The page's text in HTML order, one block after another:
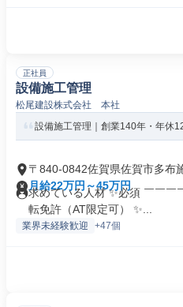
正社員
設備施工管理
松尾建設株式会社 本社
設備施工管理｜創業140年・年休
〒840-0842佐賀県佐賀市多布
月給22万円～45万円
求めている人材 ✨必須 ￣￣￣
転免許（AT限定可） ✨...
業界未経験歓迎 +47個